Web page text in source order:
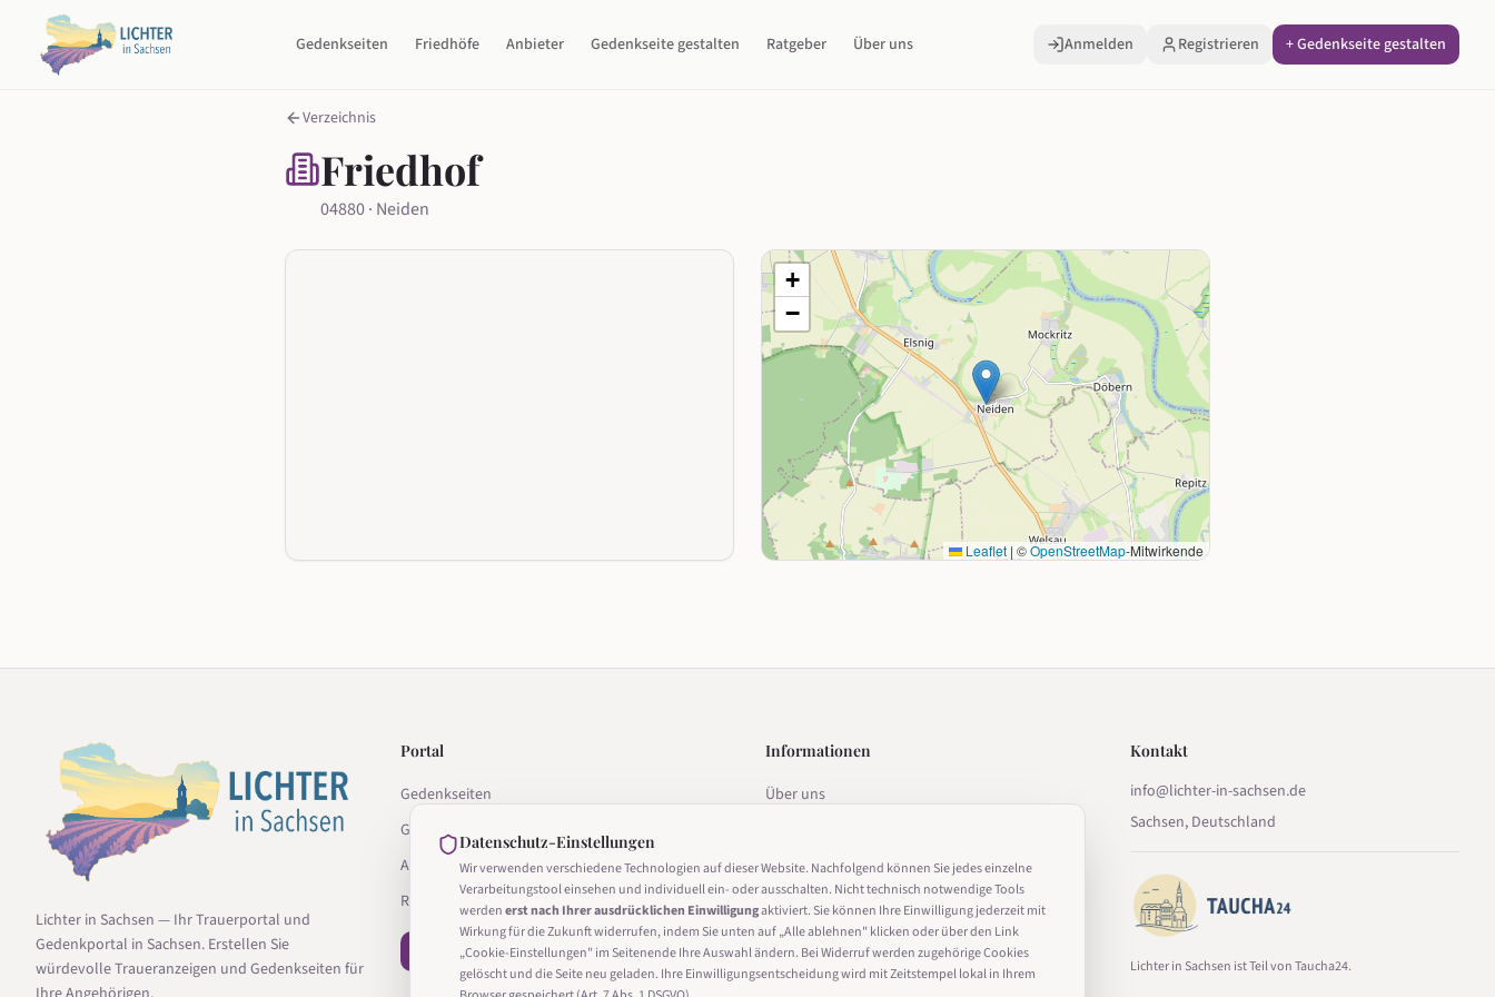
Gedenkseiten Friedhöfe Anbieter Gedenkseite gestalten Ratgeber Über uns Anmelden Registrieren + Gedenkseite gestalten
Verzeichnis
Friedhof
04880 · Neiden
+
−
Leaflet | ©OpenStreetMap-Mitwirkende
Lichter in Sachsen — Ihr Trauerportal und
Gedenkportal in Sachsen. Erstellen Sie
würdevolle Traueranzeigen und Gedenkseiten für
Portal
Gedenkseiten
Gedenkseite gestalten
Anbieter
Ratgeber
− Vertrag widerrufen
Informationen
Über uns
Impressum
Nutzungsbedingungen
Cookie-Einstellungen
Kontakt
info@lichter-in-sachsen.de
Sachsen, Deutschland
Lichter in Sachsen ist Teil von Taucha24.
Datenschutz-Einstellungen
Wir verwenden verschiedene Technologien auf dieser Website. Nachfolgend können Sie jedes einzelne
Verarbeitungstool einsehen und individuell ein- oder ausschalten. Nicht technisch notwendige Tools
werdenerst nach Ihrer ausdrücklichen Einwilligungaktiviert. Sie können Ihre Einwilligung jederzeit mit
Wirkung für die Zukunft widerrufen, indem Sie unten auf „Alle ablehnen" klicken oder über den Link
„Cookie-Einstellungen" im Seitenende Ihre Auswahl ändern. Bei Widerruf werden zugehörige Cookies
gelöscht und die Seite neu geladen. Ihre Einwilligungsentscheidung wird mit Zeitstempel lokal in Ihrem